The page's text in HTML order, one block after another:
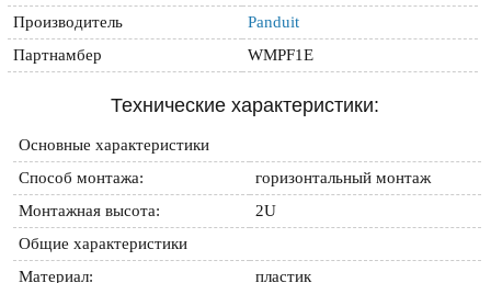
Производитель
Panduit
Партнамбер
WMPF1E
Технические характеристики:
Основные характеристики
Способ монтажа:
горизонтальный монтаж
Монтажная высота:
2U
Общие характеристики
Материал:
пластик